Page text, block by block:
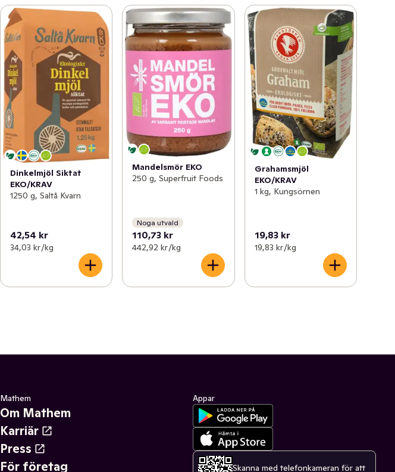
Dinkelmjöl Siktat
EKO/KRAV
1250 g, Saltå Kvarn
42,54 kr
34,03 kr /kg
Mandelsmör EKO
250 g, Superfruit Foods
Noga utvald
110,73 kr
442,92 kr /kg
Grahamsmjöl
EKO/KRAV
1 kg, Kungsörnen
19,83 kr
19,83 kr /kg
Mathem
Om Mathem
Karriär
Press
För företag
Appar
Skanna med telefonkameran för att